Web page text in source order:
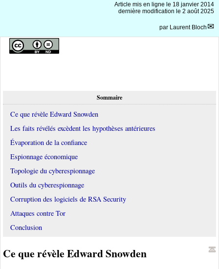
Article mis en ligne le 18 janvier 2014
dernière modification le 2 août 2025
par Laurent Bloch
Sommaire
Ce que révèle Edward Snowden
Les faits révélés excèdent les hypothèses antérieures
Évaporation de la confiance
Espionnage économique
Topologie du cyberespionnage
Outils du cyberespionnage
Corruption des logiciels de RSA Security
Attaques contre Tor
Conclusion
Ce que révèle Edward Snowden